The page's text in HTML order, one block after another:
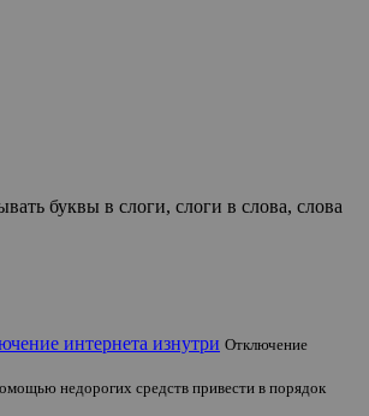
буквы в слоги, слоги в слова, слова
интернета изнутри Отключение
недорогих средств привести в порядок